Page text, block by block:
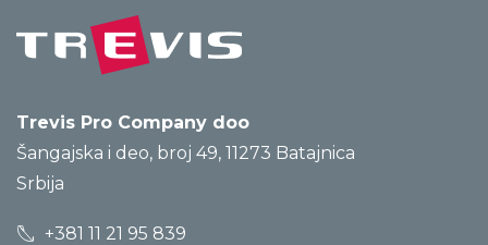
Trevis Pro Company doo
Šangajska i deo, broj 49, 11273 Batajnica
Srbija
+381 11 21 95 839